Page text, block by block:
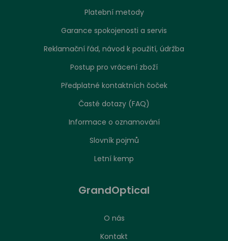
Platební metody
Garance spokojenosti a servis
Reklamační řád, návod k použití, údržba
Postup pro vrácení zboží
Předplatné kontaktních čoček
Časté dotazy (FAQ)
Informace o oznamování
Slovník pojmů
Letní kemp
GrandOptical
O nás
Kontakt